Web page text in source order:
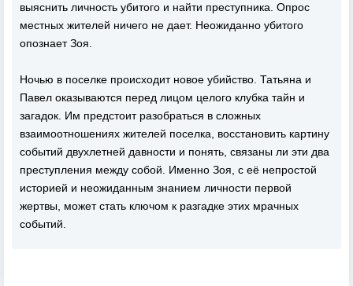
выяснить личность убитого и найти преступника. Опрос
местных жителей ничего не дает. Неожиданно убитого
опознает Зоя.
Ночью в поселке происходит новое убийство. Татьяна и
Павел оказываются перед лицом целого клубка тайн и
загадок. Им предстоит разобраться в сложных
взаимоотношениях жителей поселка, восстановить картину
событий двухлетней давности и понять, связаны ли эти два
преступления между собой. Именно Зоя, с её непростой
историей и неожиданным знанием личности первой
жертвы, может стать ключом к разгадке этих мрачных
событий.